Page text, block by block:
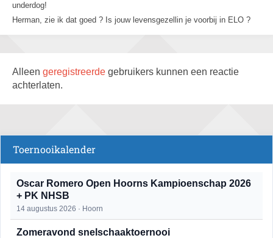
underdog!
Herman, zie ik dat goed ? Is jouw levensgezellin je voorbij in ELO ?
Alleen geregistreerde gebruikers kunnen een reactie
achterlaten.
Toernooikalender
Oscar Romero Open Hoorns Kampioenschap 2026
+ PK NHSB
14 augustus 2026 · Hoorn
Zomeravond snelschaaktoernooi